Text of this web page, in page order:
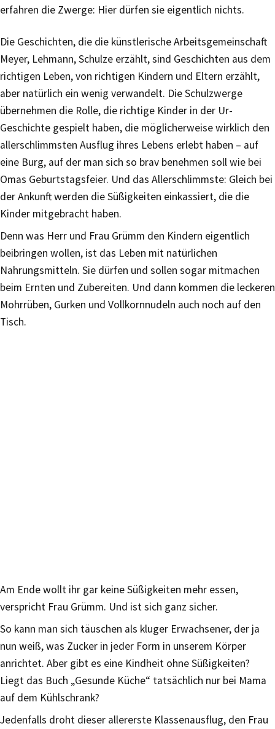
erfahren die Zwerge: Hier dürfen sie eigentlich nichts.
Die Geschichten, die die künstlerische Arbeitsgemeinschaft
Meyer, Lehmann, Schulze erzählt, sind Geschichten aus dem
richtigen Leben, von richtigen Kindern und Eltern erzählt,
aber natürlich ein wenig verwandelt. Die Schulzwerge
übernehmen die Rolle, die richtige Kinder in der Ur-
Geschichte gespielt haben, die möglicherweise wirklich den
allerschlimmsten Ausflug ihres Lebens erlebt haben – auf
eine Burg, auf der man sich so brav benehmen soll wie bei
Omas Geburtstagsfeier. Und das Allerschlimmste: Gleich bei
der Ankunft werden die Süßigkeiten einkassiert, die die
Kinder mitgebracht haben.
Denn was Herr und Frau Grümm den Kindern eigentlich
beibringen wollen, ist das Leben mit natürlichen
Nahrungsmitteln. Sie dürfen und sollen sogar mitmachen
beim Ernten und Zubereiten. Und dann kommen die leckeren
Mohrrüben, Gurken und Vollkornnudeln auch noch auf den
Tisch.
Am Ende wollt ihr gar keine Süßigkeiten mehr essen,
verspricht Frau Grümm. Und ist sich ganz sicher.
So kann man sich täuschen als kluger Erwachsener, der ja
nun weiß, was Zucker in jeder Form in unserem Körper
anrichtet. Aber gibt es eine Kindheit ohne Süßigkeiten?
Liegt das Buch „Gesunde Küche“ tatsächlich nur bei Mama
auf dem Kühlschrank?
Jedenfalls droht dieser allererste Klassenausflug, den Frau